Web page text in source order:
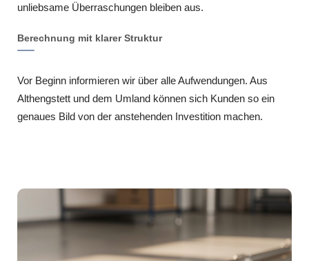
unliebsame Überraschungen bleiben aus.
Berechnung mit klarer Struktur
Vor Beginn informieren wir über alle Aufwendungen. Aus
Althengstett und dem Umland können sich Kunden so ein
genaues Bild von der anstehenden Investition machen.